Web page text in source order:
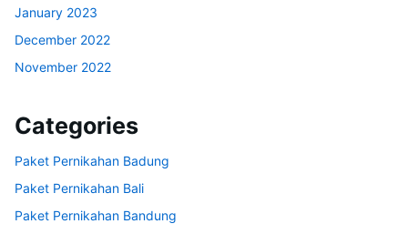
January 2023
December 2022
November 2022
Categories
Paket Pernikahan Badung
Paket Pernikahan Bali
Paket Pernikahan Bandung